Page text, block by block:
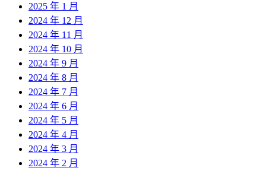
2025 年 1 月
2024 年 12 月
2024 年 11 月
2024 年 10 月
2024 年 9 月
2024 年 8 月
2024 年 7 月
2024 年 6 月
2024 年 5 月
2024 年 4 月
2024 年 3 月
2024 年 2 月